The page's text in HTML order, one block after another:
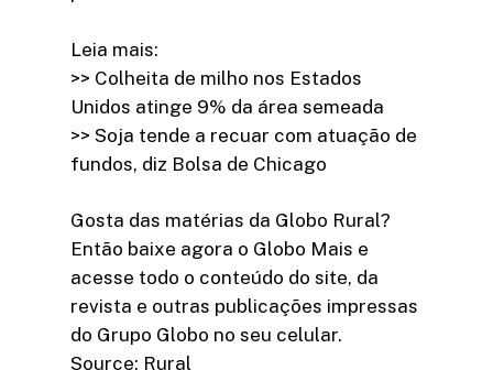
Leia mais:
>> Colheita de milho nos Estados
Unidos atinge 9% da área semeada
>> Soja tende a recuar com atuação de
fundos, diz Bolsa de Chicago
Gosta das matérias da Globo Rural?
Então baixe agora o Globo Mais e
acesse todo o conteúdo do site, da
revista e outras publicações impressas
do Grupo Globo no seu celular.
Source: Rural